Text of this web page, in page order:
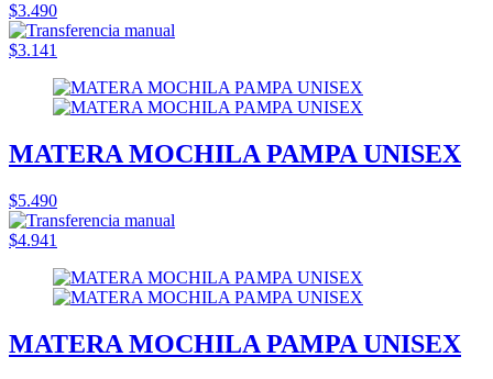
$3.490
$3.141
MATERA MOCHILA PAMPA UNISEX
$5.490
$4.941
MATERA MOCHILA PAMPA UNISEX